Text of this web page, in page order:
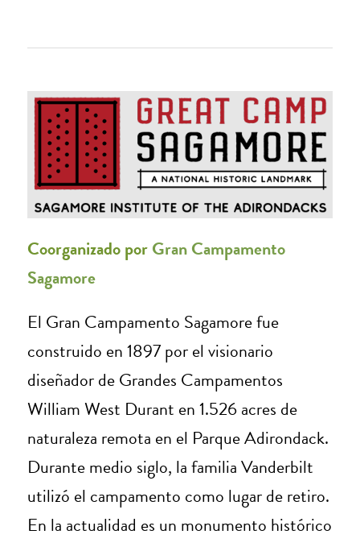
Coorganizado porGran Campamento
Sagamore
El Gran Campamento Sagamore fue
construido en 1897 por el visionario
diseñador de Grandes Campamentos
William West Durant en 1.526 acres de
naturaleza remota en el Parque Adirondack.
Durante medio siglo, la familia Vanderbilt
utilizó el campamento como lugar de retiro.
En la actualidad es un monumento histórico